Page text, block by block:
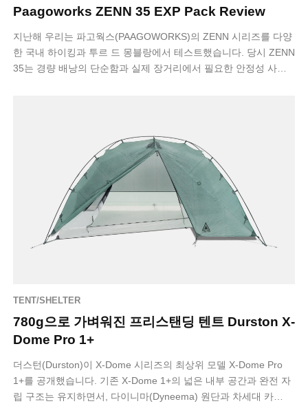
Paagoworks ZENN 35 EXP Pack Review
지난해 우리는 파고웍스(PAAGOWORKS)의 ZENN 시리즈를 다양
한 국내 하이킹과 투르 드 몽블랑에서 테스트했습니다. 당시 ZENN
35는 경량 배낭의 단순함과 실제 장거리에서 필요한 안정성 사이
TENT/SHELTER
780g으로 가벼워진 프리스탠딩 텐트 Durston X-
Dome Pro 1+
더스턴(Durston)이 X-Dome 시리즈의 최상위 모델 X-Dome Pro
1+를 공개했습니다. 기존 X-Dome 1+의 넓은 내부 공간과 완전 자
립 구조는 유지하면서, 다이니마(Dyneema) 원단과 차세대 카…